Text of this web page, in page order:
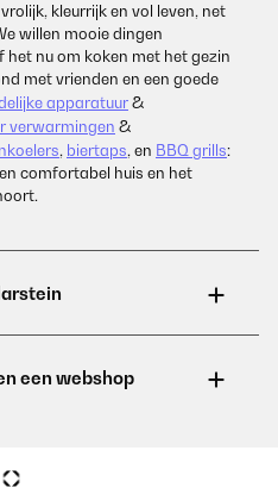
kleurrijk en vol leven, net
willen mooie dingen
nu om koken met het gezin
met vrienden en een goede
apparatuur&
verwarmingen &
, biertaps, en BBQ grills:
comfortabel huis en het